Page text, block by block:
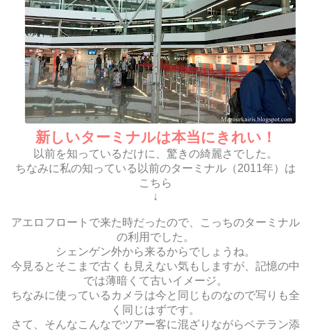
新しいターミナルは本当にきれい！
以前を知っているだけに、驚きの綺麗さでした。
ちなみに私の知っている以前のターミナル（2011年）は
こちら
↓
アエロフロートで来た時だったので、こっちのターミナル
の利用でした。
シェンゲン外から来るからでしょうね。
今見るとそこまで古くも見えない気もしますが、記憶の中
では薄暗くて古いイメージ。
ちなみに使っているカメラは今と同じものなので写りも全
く同じはずです。
さて、そんなこんなでツアー客に混ざりながらベテラン添